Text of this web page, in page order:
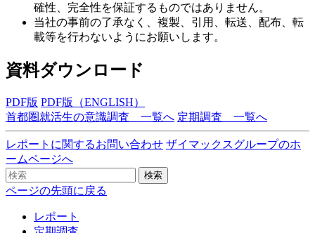
確性、完全性を保証するものではありません。
当社の事前の了承なく、複製、引用、転送、配布、転
載等を行わないようにお願いします。
資料ダウンロード
PDF版 PDF版（ENGLISH）
首都圏就活生の意識調査 一覧へ 定期調査 一覧へ
レポートに関するお問い合わせ ザイマックスグループのホ
ームページへ
検索
ページの先頭に戻る
レポート